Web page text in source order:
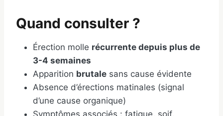
Quand consulter ?
Érection molle récurrente depuis plus de
3-4 semaines
Apparition brutale sans cause évidente
Absence d’érections matinales (signal
d’une cause organique)